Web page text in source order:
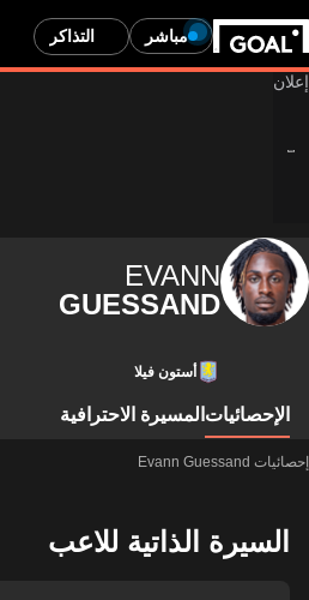
مباشر التذاكر
EVANN
GUESSAND
أستون فيلا
الإحصائيات المسيرة الاحترافية
إحصائيات Evann Guessand
السيرة الذاتية للاعب